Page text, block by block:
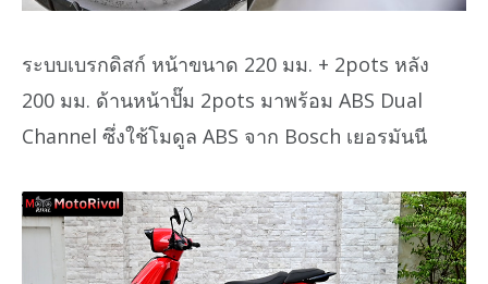
ระบบเบรกดิสก์ หน้าขนาด 220 มม. + 2pots หลัง
200 มม. ด้านหน้าปั๊ม 2pots มาพร้อม ABS Dual
Channel ซึ่งใช้โมดูล ABS จาก Bosch เยอรมันนี